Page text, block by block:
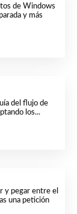
de Windows
y más
del flujo de
los...
y pegar entre el
una petición